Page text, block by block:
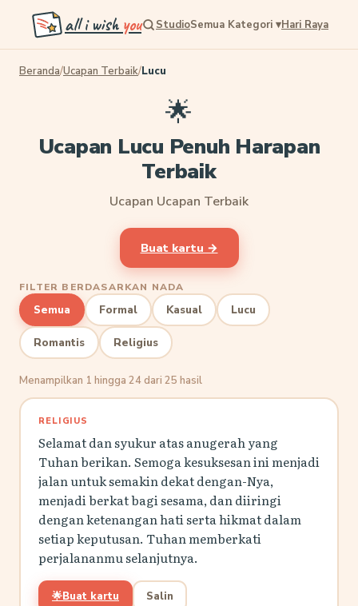
all i wish you StudioSemua Kategori ▾Hari Raya
Beranda/Ucapan Terbaik/Lucu
🌟
Ucapan Lucu Penuh Harapan
Terbaik
Ucapan Ucapan Terbaik
Buat kartu →
FILTER BERDASARKAN NADA
Semua Formal Kasual Lucu
Romantis Religius
Menampilkan 1 hingga 24 dari 25 hasil
RELIGIUS
Selamat dan syukur atas anugerah yang
Tuhan berikan. Semoga kesuksesan ini menjadi
jalan untuk semakin dekat dengan-Nya,
menjadi berkat bagi sesama, dan diiringi
dengan ketenangan hati serta hikmat dalam
setiap keputusan. Tuhan memberkati
perjalananmu selanjutnya.
🌟Buat kartu Salin